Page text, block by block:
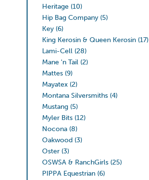
Heritage (10)
Hip Bag Company (5)
Key (6)
King Kerosin & Queen Kerosin (17)
Lami-Cell (28)
Mane 'n Tail (2)
Mattes (9)
Mayatex (2)
Montana Silversmiths (4)
Mustang (5)
Myler Bits (12)
Nocona (8)
Oakwood (3)
Oster (3)
OSWSA & RanchGirls (25)
PIPPA Equestrian (6)